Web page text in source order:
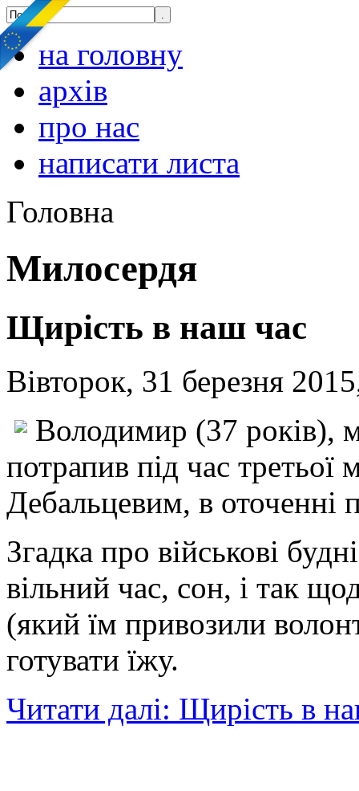
на головну
архів
про нас
написати листа
Головна
Милосердя
Щирість в наш час
Вівторок, 31 березня
Володимир (37 років),
потрапив під час третьої
Дебальцевим, в оточенні
Згадка про військові
вільний час, сон, і так
(який їм привозили
готувати їжу.
Читати далі: Щирість в